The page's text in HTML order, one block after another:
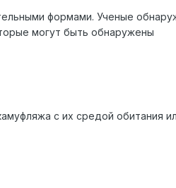
формами. Ученые
могут быть обнаружены
с их средой обитания